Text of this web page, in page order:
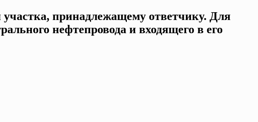
участка, принадлежащему ответчику. Для
нефтепровода и входящего в его